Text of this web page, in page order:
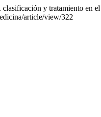
y tratamiento en
article/view/322